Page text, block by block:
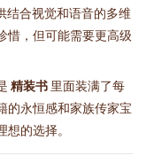
结合视觉和语音的多维
惜，但可能需要更高级
精装书 里面装满了每
的永恒感和家族传家宝
的选择。